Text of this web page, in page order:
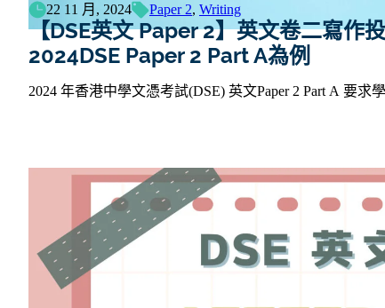
22 11 月, 2024 Paper 2, Writing
【DSE英文 Paper 2】英文卷二寫
2024DSE Paper 2 Part A為例
2024 年香港中學文憑考試(DSE) 英文Paper 2 Part A 要